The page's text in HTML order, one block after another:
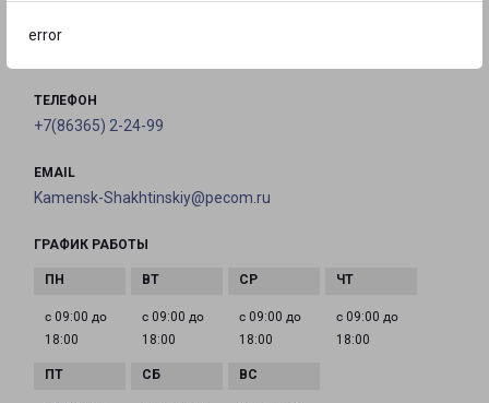
error
Шахтинский, Профильная улица, 11Б
ТЕЛЕФОН
+7(86365) 2-24-99
EMAIL
Kamensk-Shakhtinskiy@pecom.ru
ГРАФИК РАБОТЫ
с 09:00 до
18:00
с 09:00 до
18:00
с 09:00 до
18:00
с 09:00 до
18:00